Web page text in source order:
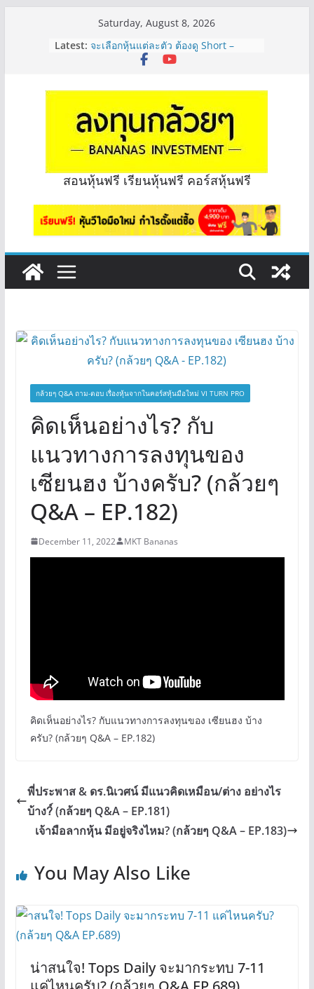
Saturday, August 8, 2026
Latest: จะเลือกหุ้นแต่ละตัว ต้องดู Short –
Long ของหุ้นตัวนั้นๆไหมคะ? | Q&A
Hot Topic! อัปเดทงบ สื่อสาร, ค้าปลีก
ตัวไหนเหมาะถือเอาปันผล? | Hot Topic
EP.41
หุ้นซอสภูเขาทอง Sauce เหมาะถือเป็น
หุ้นปันผลไหม? | Q&A กล้วยๆ EP.1166
OSP vs CBG vs ICHI ควร DCA ตัวไหน
ดี? | Q&A กล้วยๆ EP.1165
รีวิวงบกลุ่ม Bank หุ้นไหนเหมาะถือเอา
สอนหุ้นฟรี เรียนหุ้นฟรี คอร์สหุ้นฟรี
กล้วยๆ Q&A ถาม-ตอบ เรื่องหุ้นจากในคอร์สหุ้นมือใหม่ VI TURN PRO
คิดเห็นอย่างไร? กับ
แนวทางการลงทุนของ
เซียนฮง บ้างครับ? (กล้วยๆ
Q&A – EP.182)
December 11, 2022 MKT Bananas
คิดเห็นอย่างไร? กับแนวทางการลงทุนของ เซียนฮง บ้าง
ครับ? (กล้วยๆ Q&A – EP.182)
พี่ประพาส & ดร.นิเวศน์ มีแนวคิดเหมือน/ต่าง อย่างไร
บ้าง?์ (กล้วยๆ Q&A – EP.181)
เจ้ามือลากหุ้น มีอยู่จริงไหม? (กล้วยๆ Q&A – EP.183)
You May Also Like
น่าสนใจ! Tops Daily จะมากระทบ 7-11